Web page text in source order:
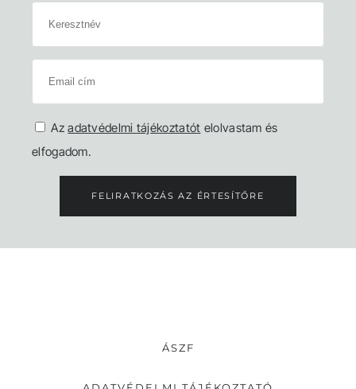
Azadatvédelmi tájékoztatót elolvastam és
elfogadom.
FELIRATKOZÁS AZ ÉRTESÍTŐRE
ÁSZF